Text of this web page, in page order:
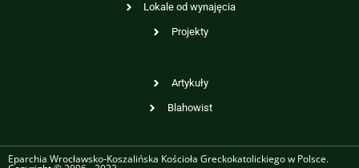
Lokale od wynajęcia
Projekty
Artykuły
Blahowist
Eparchia Wrocławsko-Koszalińska Kościoła Greckokatolickiego w Polsce.